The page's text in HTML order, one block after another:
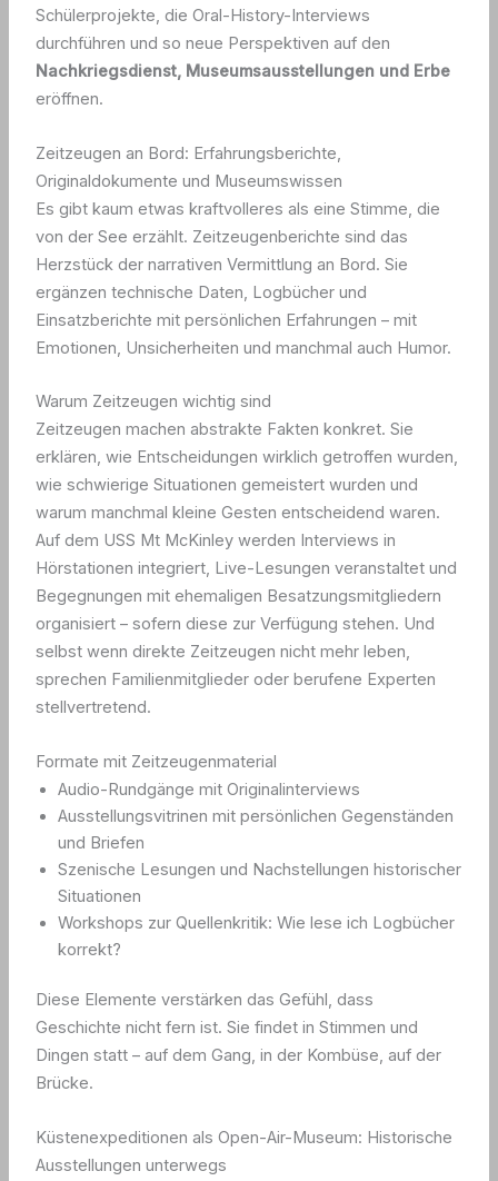
Schülerprojekte, die Oral-History-Interviews
durchführen und so neue Perspektiven auf den
Nachkriegsdienst, Museumsausstellungen und Erbe
eröffnen.
Zeitzeugen an Bord: Erfahrungsberichte,
Originaldokumente und Museumswissen
Es gibt kaum etwas kraftvolleres als eine Stimme, die
von der See erzählt. Zeitzeugenberichte sind das
Herzstück der narrativen Vermittlung an Bord. Sie
ergänzen technische Daten, Logbücher und
Einsatzberichte mit persönlichen Erfahrungen – mit
Emotionen, Unsicherheiten und manchmal auch Humor.
Warum Zeitzeugen wichtig sind
Zeitzeugen machen abstrakte Fakten konkret. Sie
erklären, wie Entscheidungen wirklich getroffen wurden,
wie schwierige Situationen gemeistert wurden und
warum manchmal kleine Gesten entscheidend waren.
Auf dem USS Mt McKinley werden Interviews in
Hörstationen integriert, Live-Lesungen veranstaltet und
Begegnungen mit ehemaligen Besatzungsmitgliedern
organisiert – sofern diese zur Verfügung stehen. Und
selbst wenn direkte Zeitzeugen nicht mehr leben,
sprechen Familienmitglieder oder berufene Experten
stellvertretend.
Formate mit Zeitzeugenmaterial
Audio-Rundgänge mit Originalinterviews
Ausstellungsvitrinen mit persönlichen Gegenständen
und Briefen
Szenische Lesungen und Nachstellungen historischer
Situationen
Workshops zur Quellenkritik: Wie lese ich Logbücher
korrekt?
Diese Elemente verstärken das Gefühl, dass
Geschichte nicht fern ist. Sie findet in Stimmen und
Dingen statt – auf dem Gang, in der Kombüse, auf der
Brücke.
Küstenexpeditionen als Open-Air-Museum: Historische
Ausstellungen unterwegs